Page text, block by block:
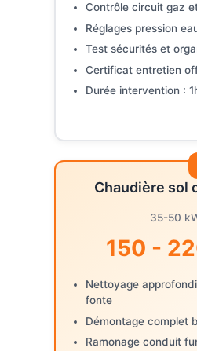
Contrôle circuit gaz
Réglages pression
Test sécurités et
Certificat entretien
Durée intervention :
Chaudière sol
35-50
150 -
Nettoyage
fonte
Démontage complet
Ramonage conduit